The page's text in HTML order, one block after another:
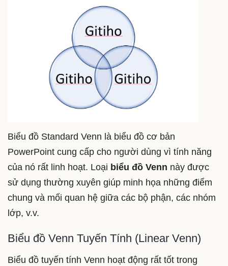
Biểu đồ Standard Venn là biểu đồ cơ bản
PowerPoint cung cấp cho người dùng vì tính năng
của nó rất linh hoạt. Loại biểu đồ Venn này được
sử dụng thường xuyên giúp minh họa những điểm
chung và mối quan hệ giữa các bộ phận, các nhóm
lớp, v.v.
Biểu đồ Venn Tuyến Tính (Linear Venn)
Biểu đồ tuyến tính Venn hoạt động rất tốt trong